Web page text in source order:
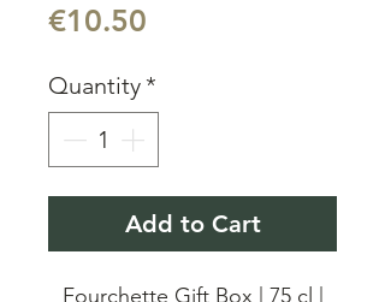
€10.50
Quantity *
Add to Cart
Fourchette Gift Box | 75 cl |